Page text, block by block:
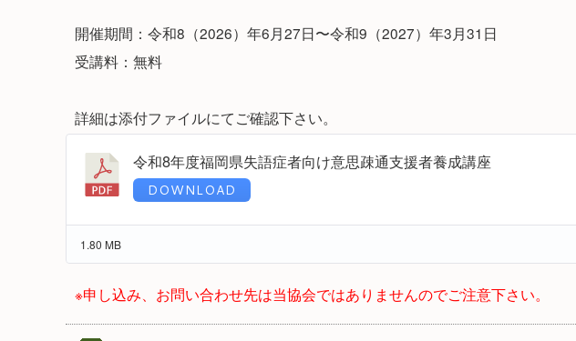
開催期間：令和8（2026）年6月27日〜令和9（2027）年3月31日
受講料：無料
詳細は添付ファイルにてご確認下さい。
令和8年度福岡県失語症者向け意思疎通支援者養成講座
DOWNLOAD
1.80 MB
※申し込み、お問い合わせ先は当協会ではありませんのでご注意下さい。